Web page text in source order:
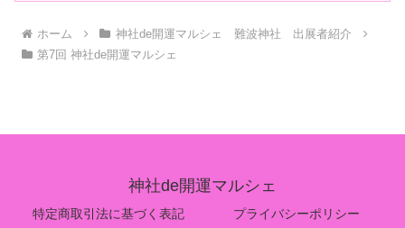
ホーム
神社de開運マルシェ 難波神社 出展者紹介
第7回 神社de開運マルシェ
神社de開運マルシェ
特定商取引法に基づく表記 プライバシーポリシー